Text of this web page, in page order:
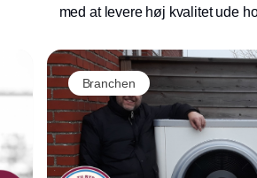
med at levere høj kvalitet ude
VVS-virksomheder. Det koster
daglig drift, men også når
sælges videre.
Branchen